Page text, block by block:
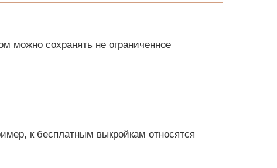
можно сохранять не ограниченное
к бесплатным выкройкам относятся